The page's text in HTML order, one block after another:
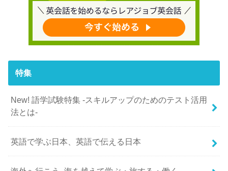
特集
New! 語学試験特集 -スキルアップのためのテスト活用
法とは-
英語で学ぶ日本、英語で伝える日本